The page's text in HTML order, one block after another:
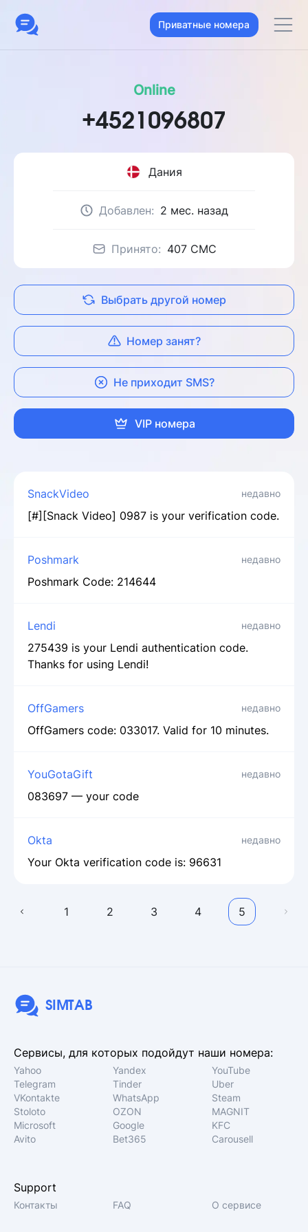
Приватные номера
Online
+4521096807
Дания
Добавлен: 2 мес. назад
Принято: 407 CMC
Выбрать другой номер
Номер занят?
Не приходит SMS?
VIP номера
SnackVideo недавно
[#][Snack Video] 0987 is your verification code.
Poshmark недавно
Poshmark Code: 214644
Lendi недавно
275439 is your Lendi authentication code.
Thanks for using Lendi!
OffGamers недавно
OffGamers code: 033017. Valid for 10 minutes.
YouGotaGift недавно
083697 — your code
Okta недавно
Your Okta verification code is: 96631
1 2 3 4 5
SIMTAB
Сервисы, для которых подойдут наши номера:
Yahoo Yandex
YouTube
Telegram
Tinder
Uber
VKontakte
WhatsApp
Steam
Stoloto
OZON
MAGNIT
Microsoft
Google
KFC
Avito
Bet365 Carousell
Support
Контакты FAQ О сервисе